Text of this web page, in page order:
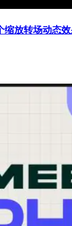
缩放转场动态